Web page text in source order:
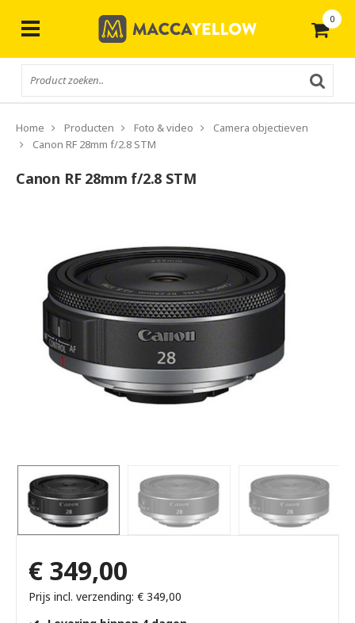
0
Home Producten Foto & video
Camera objectieven
Canon RF 28mm f/2.8 STM
Canon RF 28mm f/2.8 STM
€ 349,00
Prijs incl. verzending: € 349,00